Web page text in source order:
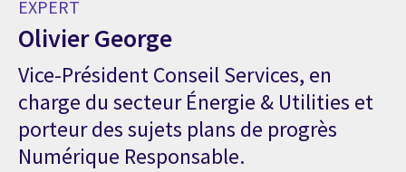
EXPERT
Olivier George
Expert Olivier George
Vice-Président Conseil Services, en
charge du secteur Énergie & Utilities et
porteur des sujets plans de progrès
Numérique Responsable.